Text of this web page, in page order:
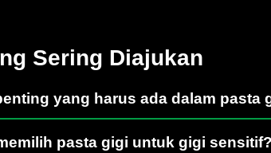
Sering Diajukan
yang harus ada dalam pasta
pasta gigi untuk gigi sensitif?